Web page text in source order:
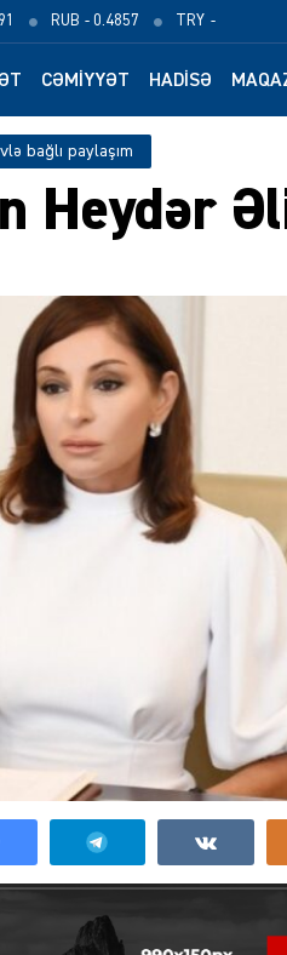
RUB - 0.4857 TRY -
CƏMIYYƏT HADISƏ
bağlı paylaşım
Heydər